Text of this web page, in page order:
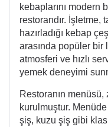
kebaplarını modern
restorandır. İşletme,
hazırladığı kebap
arasında popüler bir
atmosferi ve hızlı
yemek deneyimi
Restoranın
kurulmuştur.
şiş, kuzu şiş gibi